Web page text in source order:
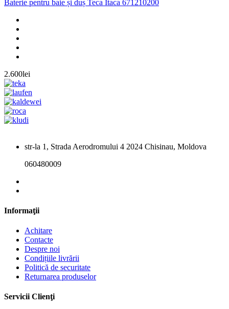
Baterie pentru baie și duș Teca Itaca 671210200
2.600lei
str-la 1, Strada Aerodromului 4 2024 Chisinau, Moldova
060480009
Informaţii
Achitare
Contacte
Despre noi
Condițiile livrării
Politică de securitate
Returnarea produselor
Servicii Clienţi